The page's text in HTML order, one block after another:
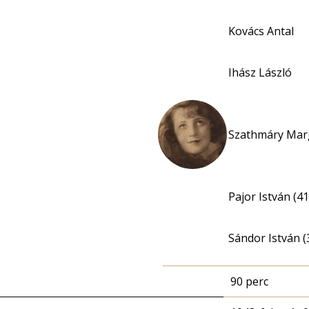
Kovács Antal
Ihász László
Szathmáry
Pajor István
Sándor István
90 perc